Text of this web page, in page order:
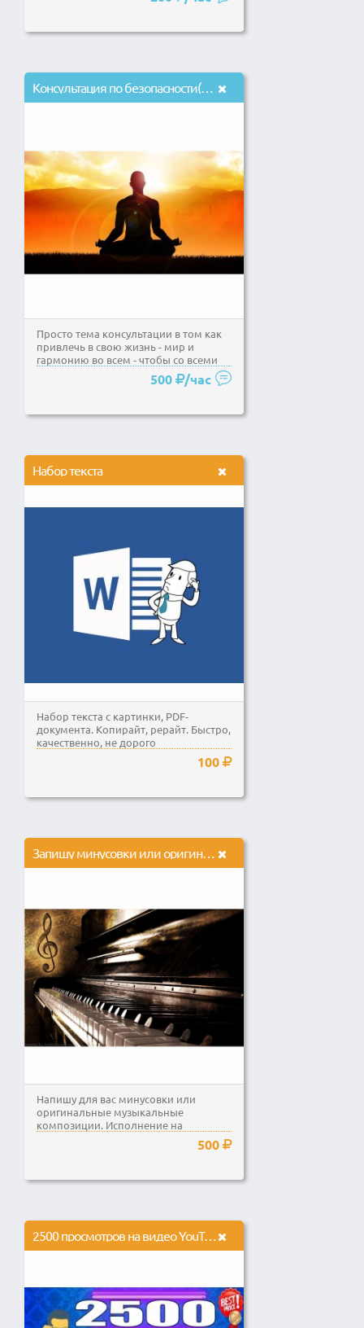
Консультация по безопасности(компьютерную безопасность не разбираюсь)
Просто тема консультации в том как
привлечь в свою жизнь - мир и
гармонию во всем - чтобы со всеми
500 /час
Набор текста
Набор текста с картинки, PDF-
документа. Копирайт, рерайт. Быстро,
качественно, не дорого
100
Запишу минусовки или оригинальные композиции на фортепиано
Напишу для вас минусовки или
оригинальные музыкальные
композиции. Исполнение на
500
2500 просмотров на видео YouTube с хорошим удержанием. Гарантия